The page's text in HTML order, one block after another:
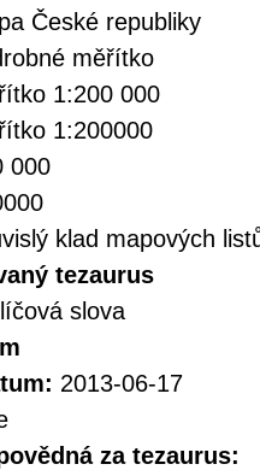
České republiky
měřítko
1:200 000
1:200000
000
klad mapových
tezaurus
slova
2013-06-17
za tezaurus: